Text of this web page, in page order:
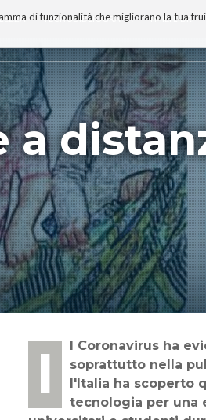
di funzionalità che migliorano la tua
TECNOBIBLIOGRAFIA I MIEI LIBRI
a
Il Coronavirus ha evidenziato il ritardo tecnologico di cui soffre ancora l'Italia,
soprattutto nella
l'Italia ha scoperto
tecnologia per una